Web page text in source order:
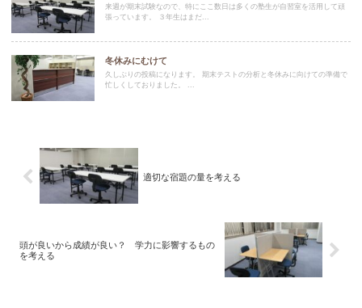
来週が期末試験なので、特にここ数日は多くの塾生が自習室を活用して頑
張っています。 ３年生はまだ...
冬休みにむけて
久しぶりの投稿になります。 期末テストの分析と冬休みに向けての準備で
忙しくしておりました。 ...
適切な宿題の量を考える
頭が良いから成績が良い？ 学力に影響するもの
を考える